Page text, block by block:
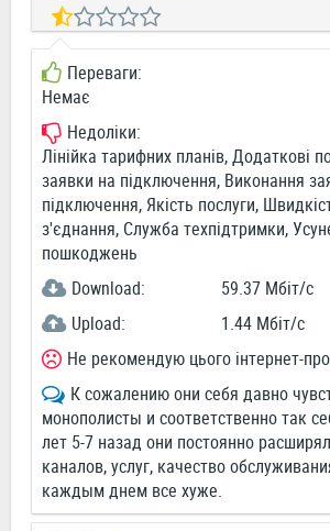
Переваги:
Немає
Недоліки:
Лінійка тарифних планів, Додаткові
заявки на підключення, Виконання
підключення, Якість послуги,
з'єднання, Служба техпідтримки,
пошкоджень
Download:
59.37 Мбіт/c
Upload:
1.44 Мбіт/c
Не рекомендую цього інтернет-
К сожалению они себя давно
монополисты и соответственно так
лет 5-7 назад они постоянно
каналов, услуг, качество
каждым днем все хуже.